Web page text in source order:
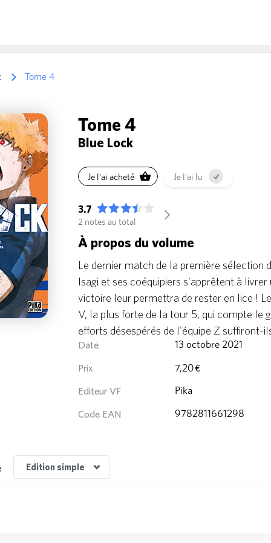
Tome 4
Tome 4
Blue Lock
Je l'ai acheté Je l'ai lu
3.7
2 notes au total
arrow_forward_ios
À propos du volume
Le dernier match de la première sélection
Isagi et ses coéquipiers s'apprêtent à
victoire leur permettra de rester en lice !
V, la plus forte de la tour 5, qui compte le
efforts désespérés de l'équipe Z suffiront-
Date
13 octobre 2021
Prix
7,20 €
Editeur VF
Pika
Code EAN
9782811661298
Edition simple